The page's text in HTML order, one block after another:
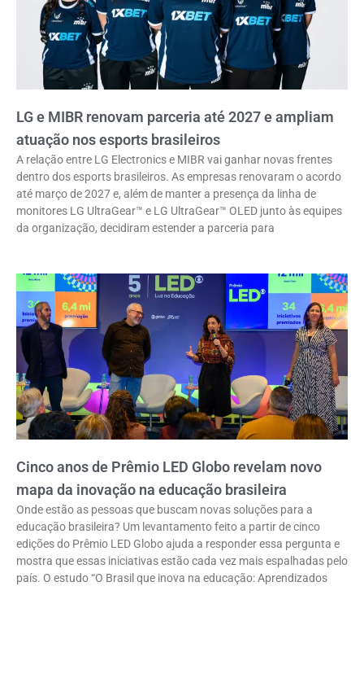
LG e MIBR renovam parceria até 2027 e ampliam
atuação nos esports brasileiros
A relação entre LG Electronics e MIBR vai ganhar novas frentes
dentro dos esports brasileiros. As empresas renovaram o acordo
até março de 2027 e, além de manter a presença da linha de
monitores LG UltraGear™ e LG UltraGear™ OLED junto às equipes
da organização, decidiram estender a parceria para
Cinco anos de Prêmio LED Globo revelam novo
mapa da inovação na educação brasileira
Onde estão as pessoas que buscam novas soluções para a
educação brasileira? Um levantamento feito a partir de cinco
edições do Prêmio LED Globo ajuda a responder essa pergunta e
mostra que essas iniciativas estão cada vez mais espalhadas pelo
país. O estudo “O Brasil que inova na educação: Aprendizados